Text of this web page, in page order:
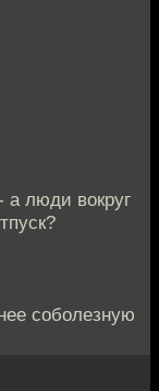
а люди вокруг
соболезную